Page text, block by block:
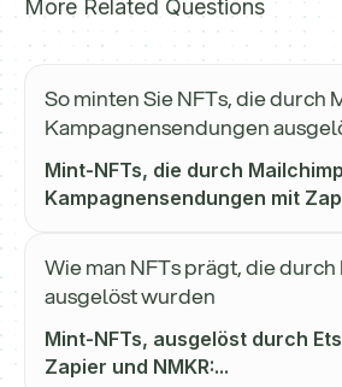
More Related Questions
So minten Sie NFTs, die durch
Kampagnensendungen
Mint-NFTs, die durch
Kampagnensendungen mit
Wie man NFTs prägt, die
ausgelöst wurden
Mint-NFTs, ausgelöst durch
Zapier und NMKR:...